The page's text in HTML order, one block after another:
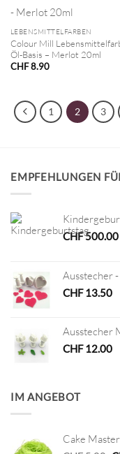
LEBENSMITTELFARBEN
Colour Mill
Öl-Basis – Merlot 20ml
CHF8.90
1 2 3
EMPFEHLUNGEN
CHF500.00
Ausstecher
CHF13.50
Ausstecher
CHF12.00
IM ANGEBOT
Cake